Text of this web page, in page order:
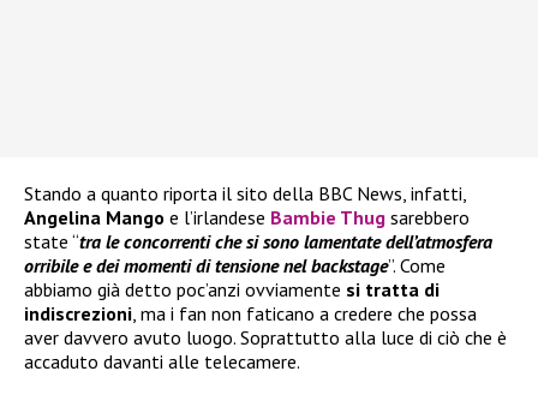
Stando a quanto riporta il sito della BBC News, infatti,
Angelina Mango e l’irlandese Bambie Thug sarebbero
state “tra le concorrenti che si sono lamentate dell’atmosfera
orribile e dei momenti di tensione nel backstage”. Come
abbiamo già detto poc’anzi ovviamente si tratta di
indiscrezioni , ma i fan non faticano a credere che possa
aver davvero avuto luogo. Soprattutto alla luce di ciò che è
accaduto davanti alle telecamere.